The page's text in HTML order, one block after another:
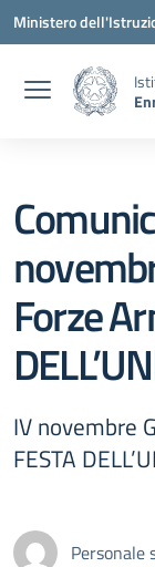
Vai ai contenuti
Vai al menu di
Vai al footer
Ministero
Forze
IV novembre
FESTA
Personale